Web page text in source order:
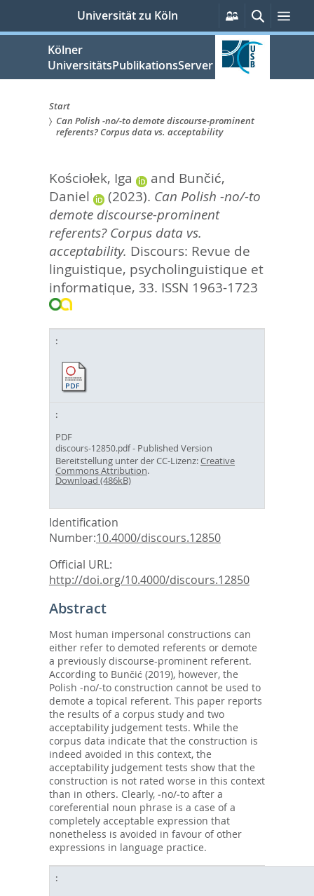
springen
Universität zu Köln
Persönliche
Services
Suche
Kölner
UniversitätsPublikationsServer
Sie
hier:
Start
Can Polish -no/-to demote discourse-prominent
referents? Corpus data vs. acceptability
Kościołek, Iga and Bunčić,
Daniel
(2023). Can Polish -no/-to
demote discourse-prominent
referents? Corpus data vs.
acceptability. Discours: Revue de
linguistique, psycholinguistique et
informatique, 33. ISSN 1963-1723
PDF
discours-12850.pdf- Published Version
Bereitstellung unter der CC-Lizenz:Creative
Commons Attribution.
Download (486kB)
Identification
Number:10.4000/discours.12850
Official URL:
http://doi.org/10.4000/discours.12850
Abstract
Most human impersonal constructions can
either refer to demoted referents or demote
a previously discourse-prominent referent.
According to Bunčić (2019), however, the
Polish ‑no/‑to construction cannot be used to
demote a topical referent. This paper reports
the results of a corpus study and two
acceptability judgement tests. While the
corpus data indicate that the construction is
indeed avoided in this context, the
acceptability judgement tests show that the
construction is not rated worse in this context
than in others. Clearly, ‑no/‑to after a
coreferential noun phrase is a case of a
completely acceptable expression that
nonetheless is avoided in favour of other
expressions in language practice.